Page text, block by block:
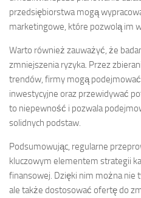
przedsiębiorstwa mogą
marketingowe, które pozwolą im
Warto również zauważyć, że
zmniejszenia ryzyka. Przez
trendów, firmy mogą
inwestycyjne oraz przewidywać
to niepewność i pozwala
solidnych podstaw.
Podsumowując, regularne
kluczowym elementem strategii
finansowej. Dzięki nim można nie
ale także dostosować ofertę do